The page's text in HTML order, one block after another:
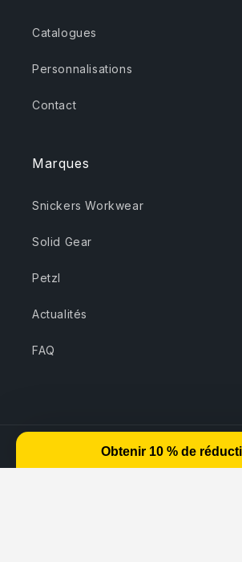
Catalogues
Personnalisations
Contact
Marques
Snickers Workwear
Solid Gear
Petzl
Actualités
FAQ
de